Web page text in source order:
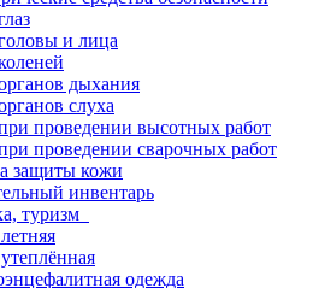
и лица
дыхания
слуха
проведении высотных работ
проведении сварочных работ
защиты кожи
инвентарь
туризм
одежда